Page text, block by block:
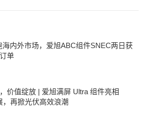
海内外市场，爱旭ABC组件SNEC两日获
单
价值绽放 | 爱旭满屏 Ultra 组件亮相
，再掀光伏高效浪潮